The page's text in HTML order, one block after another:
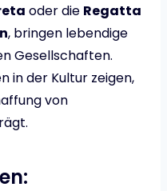
oder die Regatta
, bringen lebendige
Gesellschaften.
in der Kultur zeigen,
von